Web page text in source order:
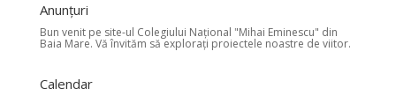
Anunţuri
Bun venit pe site-ul Colegiului Naţional "Mihai Eminescu" din
Baia Mare. Vă învităm să exploraţi proiectele noastre de viitor.
Calendar